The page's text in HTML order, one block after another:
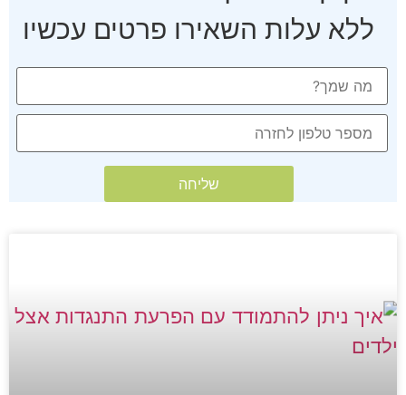
ללא עלות השאירו פרטים עכשיו